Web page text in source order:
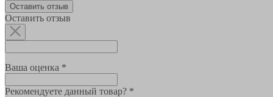
Оставить отзыв
Оставить отзыв
Ваша оценка *
Рекомендуете данный товар? *